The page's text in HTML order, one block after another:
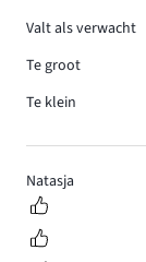
3
Natasja
Valt als verwacht
Te groot
Te klein